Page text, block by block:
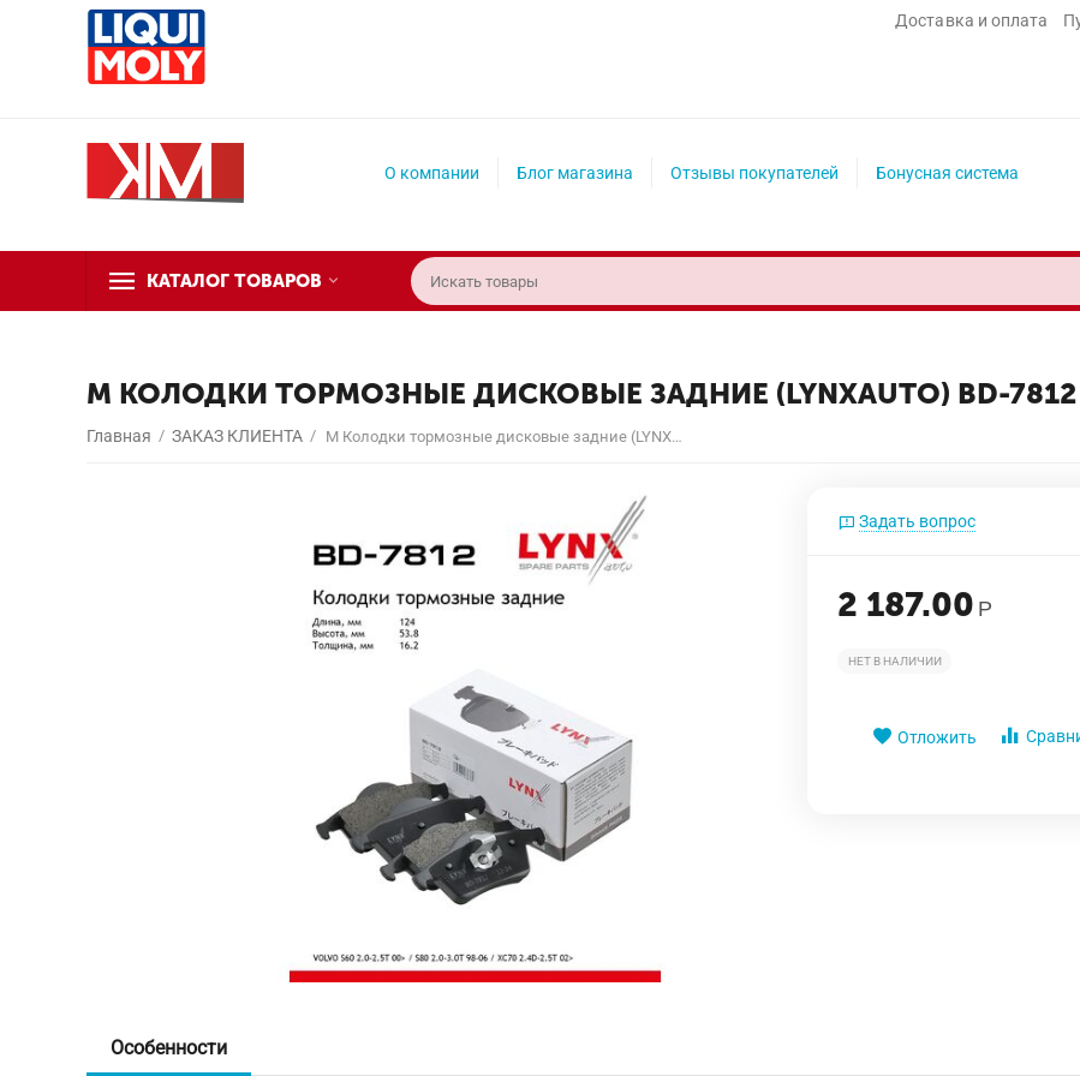
Доставка и оплата
О компании Блог магазина Отзывы покупателей Бонусная система
КАТАЛОГ ТОВАРОВ
М КОЛОДКИ ТОРМОЗНЫЕ ДИСКОВЫЕ ЗАДНИЕ (LYNXAUTO) BD-7812
Главная / ЗАКАЗ КЛИЕНТА / М Колодки тормозные дисковые задние (LYNXauto) BD-7812
Задать вопрос
2 187.00 Р
НЕТ В НАЛИЧИИ
Отложить
Особенности